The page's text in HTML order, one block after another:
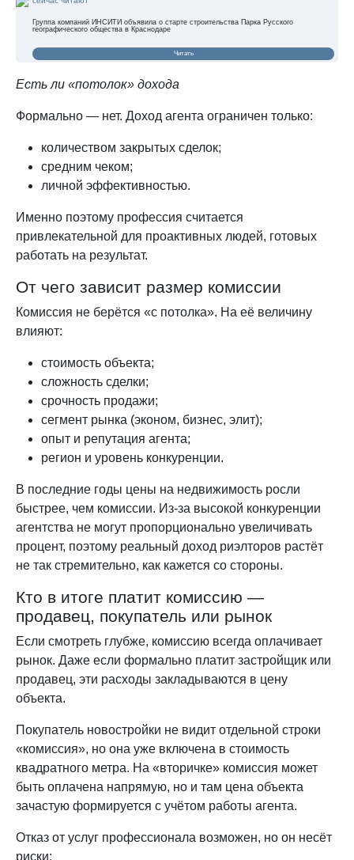
Группа компаний ИНСИТИ объявила о старте строительства Парка Русского
географического общества в Краснодаре
Читать
Есть ли «потолок» дохода
Формально — нет. Доход агента ограничен только:
количеством закрытых сделок;
средним чеком;
личной эффективностью.
Именно поэтому профессия считается
привлекательной для проактивных людей, готовых
работать на результат.
От чего зависит размер комиссии
Комиссия не берётся «с потолка». На её величину
влияют:
стоимость объекта;
сложность сделки;
срочность продажи;
сегмент рынка (эконом, бизнес, элит);
опыт и репутация агента;
регион и уровень конкуренции.
В последние годы цены на недвижимость росли
быстрее, чем комиссии. Из-за высокой конкуренции
агентства не могут пропорционально увеличивать
процент, поэтому реальный доход риэлторов растёт
не так стремительно, как кажется со стороны.
Кто в итоге платит комиссию —
продавец, покупатель или рынок
Если смотреть глубже, комиссию всегда оплачивает
рынок. Даже если формально платит застройщик или
продавец, эти расходы закладываются в цену
объекта.
Покупатель новостройки не видит отдельной строки
«комиссия», но она уже включена в стоимость
квадратного метра. На «вторичке» комиссия может
быть оплачена напрямую, но и там цена объекта
зачастую формируется с учётом работы агента.
Отказ от услуг профессионала возможен, но он несёт
риски: